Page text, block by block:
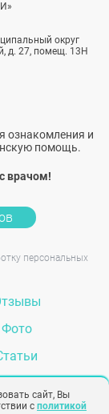
округ
д. 27, помещ. 13Н
ознакомления и
помощь.
врачом!
персональных
Фото
сайт, Вы
с политикой